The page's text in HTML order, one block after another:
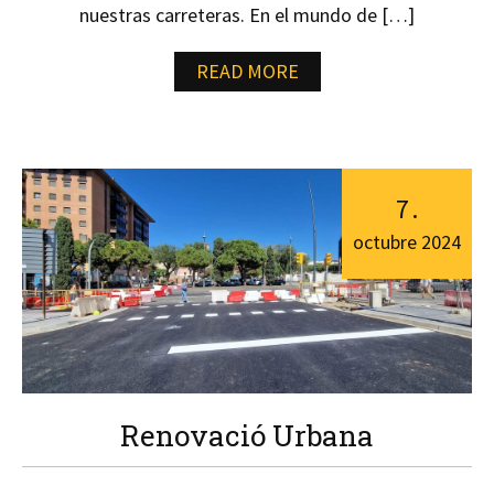
nuestras carreteras. En el mundo de […]
READ MORE
Renovació Urbana
7.
octubre 2024